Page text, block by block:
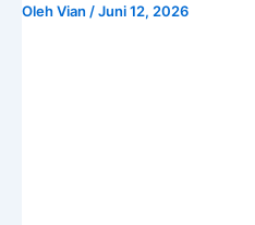
OlehVian /Juni 12, 2026